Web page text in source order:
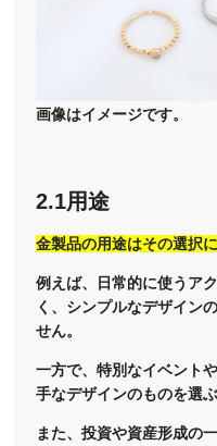
画像はイメージです。
2.1用途
金製品の用途はその選択
例えば、日常的に使うア
く、シンプルなデザイン
せん。
一方で、特別なイベント
手なデザインのものを選
また、投資や資産形成の